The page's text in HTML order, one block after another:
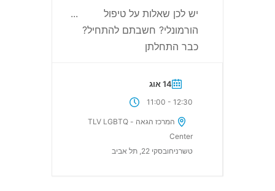
יש לכן שאלות על טיפול
הורמונלי? חשבתם להתחיל?
כבר התחלתן
...
14 אוג
11:00 - 12:30
המרכז הגאה - TLV LGBTQ
Center
טשרניחובסקי 22, תל אביב